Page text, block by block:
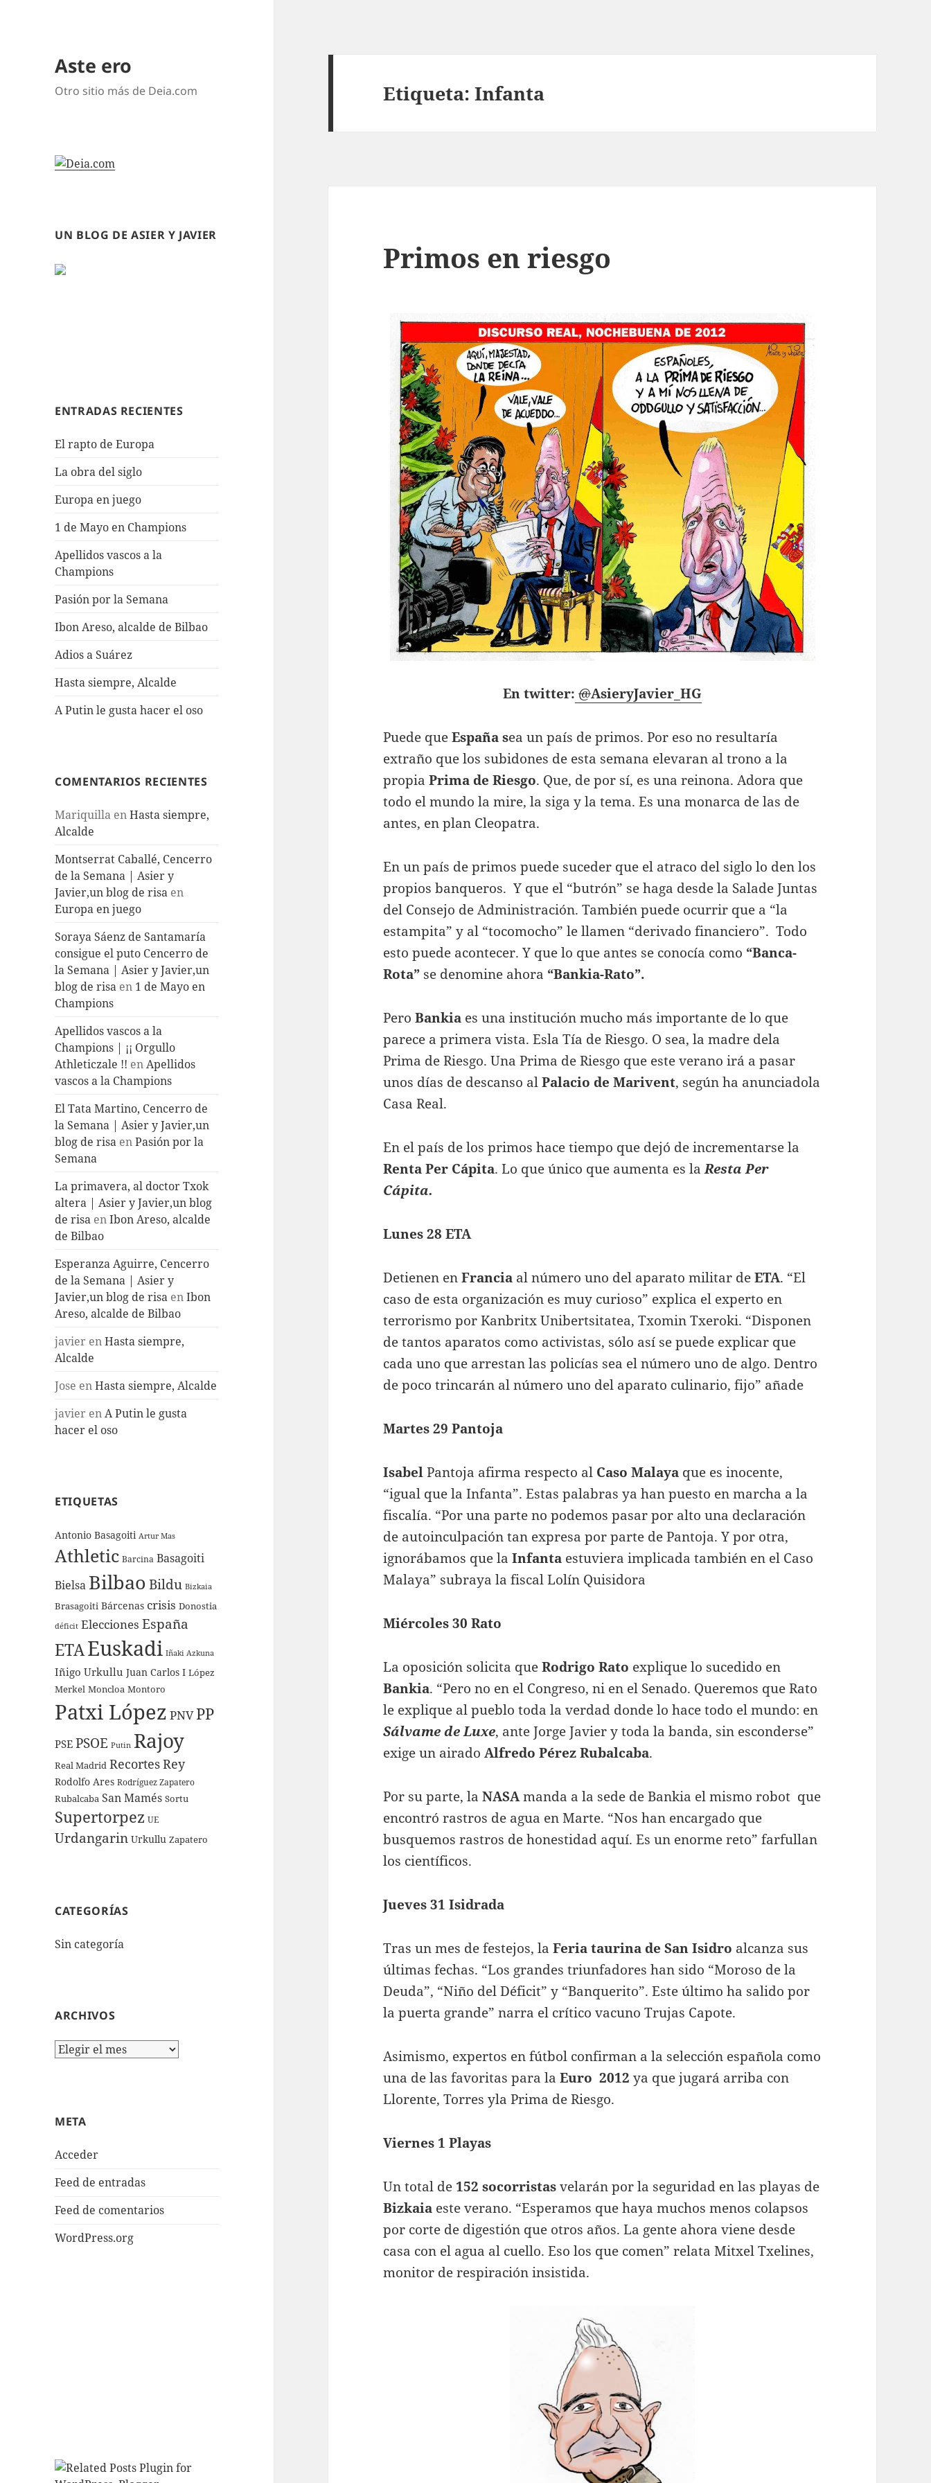
Aste ero
Otro sitio más de Deia.com
UN BLOG DE ASIER Y JAVIER
ENTRADAS RECIENTES
El rapto de Europa
La obra del siglo
Europa en juego
1 de Mayo en Champions
Apellidos vascos a la
Champions
Pasión por la Semana
Ibon Areso, alcalde de Bilbao
Adios a Suárez
Hasta siempre, Alcalde
A Putin le gusta hacer el oso
COMENTARIOS RECIENTES
Mariquilla enHasta siempre,
Alcalde
Montserrat Caballé, Cencerro
de la Semana | Asier y
Javier,un blog de risa en
Europa en juego
Soraya Sáenz de Santamaría
consigue el puto Cencerro de
la Semana | Asier y Javier,un
blog de risa en 1 de Mayo en
Champions
Apellidos vascos a la
Champions | ¡¡ Orgullo
Athleticzale !! enApellidos
vascos a la Champions
El Tata Martino, Cencerro de
la Semana | Asier y Javier,un
blog de risa enPasión por la
Semana
La primavera, al doctor Txok
altera | Asier y Javier,un blog
de risa enIbon Areso, alcalde
de Bilbao
Esperanza Aguirre, Cencerro
de la Semana | Asier y
Javier,un blog de risa enIbon
Areso, alcalde de Bilbao
javier enHasta siempre,
Alcalde
Jose enHasta siempre, Alcalde
javier enA Putin le gusta
hacer el oso
ETIQUETAS
Antonio Basagoiti Artur Mas
Athletic Barcina Basagoiti
Bielsa Bilbao Bildu Bizkaia
Brasagoiti Bárcenas crisis Donostia
déficit Elecciones España
ETAEuskadi Iñaki Azkuna
Iñigo Urkullu Juan Carlos I López
Merkel Moncloa Montoro
Patxi López PNVPP
PSE PSOE Putin Rajoy
Real Madrid RecortesRey
Rodolfo Ares Rodríguez Zapatero
Rubalcaba San Mamés Sortu
Supertorpez UE
Urdangarin Urkullu Zapatero
CATEGORÍAS
Sin categoría
ARCHIVOS
Archivos
META
Acceder
Feed de entradas
Feed de comentarios
WordPress.org
Etiqueta:Infanta
Primos en riesgo
En twitter: ‏@AsieryJavier_HG
Puede queEspaña sea un país de primos. Por eso no resultaría
extraño que los subidones de esta semana elevaran al trono a la
propiaPrima de Riesgo. Que, de por sí, es una reinona. Adora que
todo el mundo la mire, la siga y la tema. Es una monarca de las de
antes, en plan Cleopatra.
En un país de primos puede suceder que el atraco del siglo lo den los
propios banqueros. Y que el “butrón” se haga desde la Salade Juntas
del Consejo de Administración. También puede ocurrir que a “la
estampita” y al “tocomocho” le llamen “derivado financiero”. Todo
esto puede acontecer. Y que lo que antes se conocía como “Banca-
Rota” se denomine ahora “Bankia-Rato”.
PeroBankia es una institución mucho más importante de lo que
parece a primera vista. Esla Tía de Riesgo. O sea, la madre dela
Prima de Riesgo. Una Prima de Riesgo que este verano irá a pasar
unos días de descanso alPalacio de Marivent, según ha anunciadola
Casa Real.
En el país de los primos hace tiempo que dejó de incrementarse la
Renta Per Cápita. Lo que único que aumenta es laResta Per
Cápita.
Lunes 28 ETA
Detienen enFrancia al número uno del aparato militar deETA. “El
caso de esta organización es muy curioso” explica el experto en
terrorismo por Kanbritx Unibertsitatea, Txomin Txeroki. “Disponen
de tantos aparatos como activistas, sólo así se puede explicar que
cada uno que arrestan las policías sea el número uno de algo. Dentro
de poco trincarán al número uno del aparato culinario, fijo” añade
Martes 29 Pantoja
IsabelPantoja afirma respecto al Caso Malaya que es inocente,
“igual que la Infanta”. Estas palabras ya han puesto en marcha a la
fiscalía. “Por una parte no podemos pasar por alto una declaración
de autoinculpación tan expresa por parte de Pantoja. Y por otra,
ignorábamos que laInfanta estuviera implicada también en el Caso
Malaya” subraya la fiscal Lolín Quisidora
Miércoles 30 Rato
La oposición solicita queRodrigo Rato explique lo sucedido en
Bankia. “Pero no en el Congreso, ni en el Senado. Queremos que Rato
le explique al pueblo toda la verdad donde lo hace todo el mundo: en
Sálvame de Luxe, ante Jorge Javier y toda la banda, sin esconderse”
exige un airadoAlfredo Pérez Rubalcaba.
Por su parte, laNASAmanda a la sede de Bankia el mismo robot que
encontró rastros de agua en Marte. “Nos han encargado que
busquemos rastros de honestidad aquí. Es un enorme reto” farfullan
los científicos.
Jueves 31 Isidrada
Tras un mes de festejos, laFeriataurina de San Isidro alcanza sus
últimas fechas. “Los grandes triunfadores han sido “Moroso de la
Deuda”, “Niño del Déficit” y “Banquerito”. Este último ha salido por
la puerta grande” narra el crítico vacuno Trujas Capote.
Asimismo, expertos en fútbol confirman a la selección española como
una de las favoritas para laEuro 2012 ya que jugará arriba con
Llorente, Torres yla Prima de Riesgo.
Viernes 1 Playas
Un total de 152 socorristasvelarán por la seguridad en las playas de
Bizkaia este verano. “Esperamos que haya muchos menos colapsos
por corte de digestión que otros años. La gente ahora viene desde
casa con el agua al cuello. Eso los que comen” relata Mitxel Txelines,
monitor de respiración insistida.